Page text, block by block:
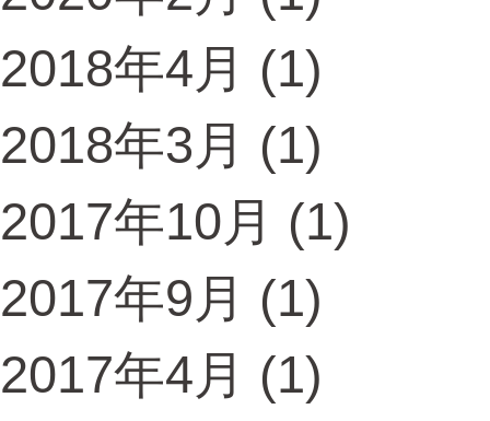
2018年4月 (1)
2018年3月 (1)
2017年10月 (1)
2017年9月 (1)
2017年4月 (1)